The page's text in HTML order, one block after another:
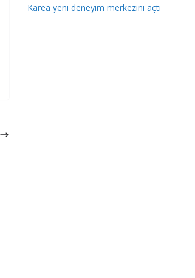
Karea yeni deneyim merkezini açtı